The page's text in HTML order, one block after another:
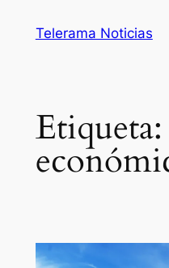
Telerama Noticias
Etiqueta: